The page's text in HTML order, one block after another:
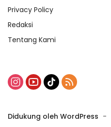
Privacy Policy
Redaksi
Tentang Kami
Didukung oleh WordPress -